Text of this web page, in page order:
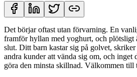
Det börjar oftast utan förvarning. En
framför hyllan med yoghurt, och plötsligt
slut. Ditt barn kastar sig på golvet,
andra kunder att vända sig om, och inget
göra den minsta skillnad. Välkommen till